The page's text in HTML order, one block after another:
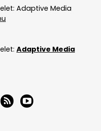
Adaptive Media
Adaptive Media